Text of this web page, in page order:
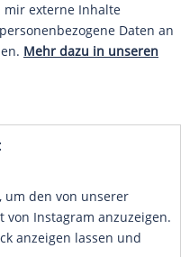
mir externe Inhalte
Daten an
Mehr dazu in unseren
um den von unserer
Instagram anzuzeigen.
anzeigen lassen und